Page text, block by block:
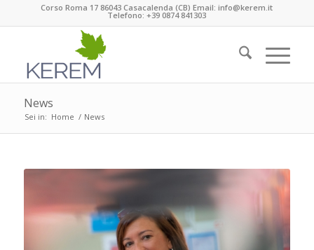
Corso Roma 17 86043 Casacalenda (CB) Email: info@kerem.it
Telefono: +39 0874 841303
News
Sei in: Home / News